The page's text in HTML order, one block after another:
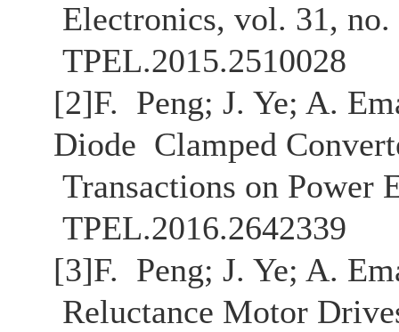
Electronics, vol. 31,
TPEL.2015.2510028
[2]F. Peng; J. Ye; A.
Diode Clamped
Transactions on Power
TPEL.2016.2642339
[3]F. Peng; J. Ye; A.
Reluctance Motor